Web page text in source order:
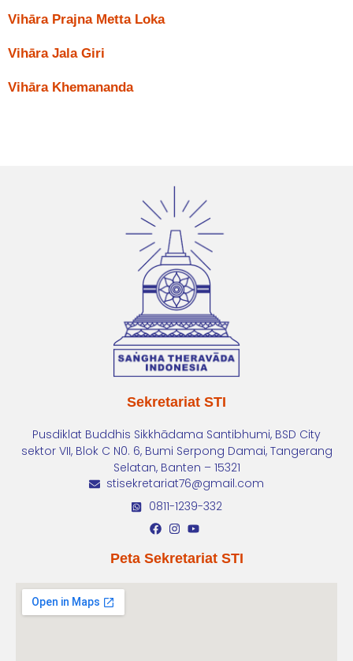
Vihāra Prajna Metta Loka
Vihāra Jala Giri
Vihāra Khemananda
Sekretariat STI
Pusdiklat Buddhis Sikkhādama Santibhumi, BSD City
sektor VII, Blok C N0. 6, Bumi Serpong Damai, Tangerang
Selatan, Banten – 15321
stisekretariat76@gmail.com
0811-1239-332
Peta Sekretariat STI